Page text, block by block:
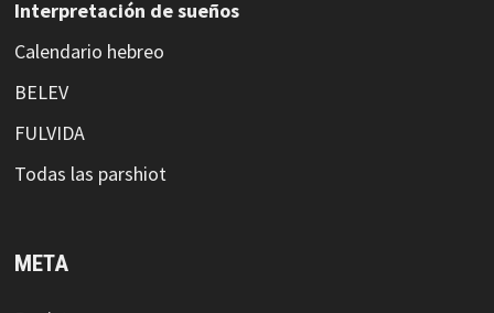
Interpretación de sueños
Calendario hebreo
BELEV
FULVIDA
Todas las parshiot
META